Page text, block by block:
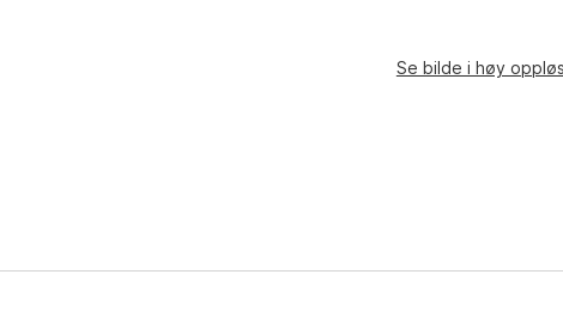
Se bilde i høy